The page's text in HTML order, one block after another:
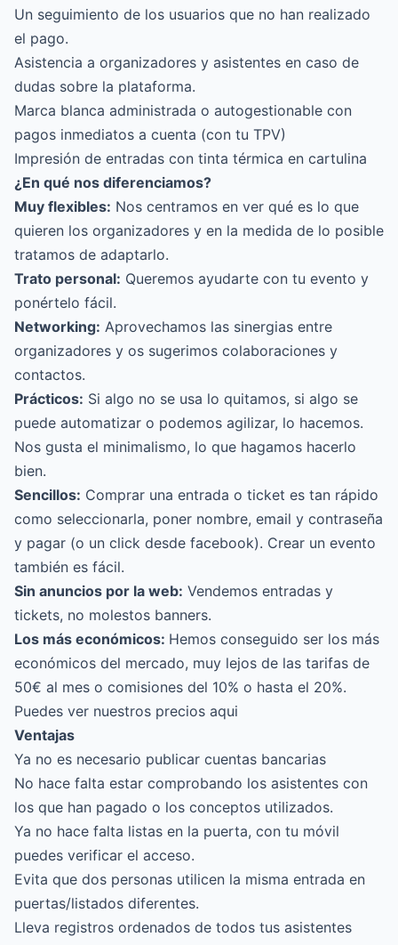
Un seguimiento de los usuarios que no han realizado
el pago.
Asistencia a organizadores y asistentes en caso de
dudas sobre la plataforma.
Marca blanca administrada o autogestionable con
pagos inmediatos a cuenta (con tu TPV)
Impresión de entradas con tinta térmica en cartulina
¿En qué nos diferenciamos?
Muy flexibles: Nos centramos en ver qué es lo que
quieren los organizadores y en la medida de lo posible
tratamos de adaptarlo.
Trato personal: Queremos ayudarte con tu evento y
ponértelo fácil.
Networking: Aprovechamos las sinergias entre
organizadores y os sugerimos colaboraciones y
contactos.
Prácticos: Si algo no se usa lo quitamos, si algo se
puede automatizar o podemos agilizar, lo hacemos.
Nos gusta el minimalismo, lo que hagamos hacerlo
bien.
Sencillos: Comprar una entrada o ticket es tan rápido
como seleccionarla, poner nombre, email y contraseña
y pagar (o un click desde facebook). Crear un evento
también es fácil.
Sin anuncios por la web: Vendemos entradas y
tickets, no molestos banners.
Los más económicos: Hemos conseguido ser los más
económicos del mercado, muy lejos de las tarifas de
50€ al mes o comisiones del 10% o hasta el 20%.
Puedes ver nuestros precios aqui
Ventajas
Ya no es necesario publicar cuentas bancarias
No hace falta estar comprobando los asistentes con
los que han pagado o los conceptos utilizados.
Ya no hace falta listas en la puerta, con tu móvil
puedes verificar el acceso.
Evita que dos personas utilicen la misma entrada en
puertas/listados diferentes.
Lleva registros ordenados de todos tus asistentes